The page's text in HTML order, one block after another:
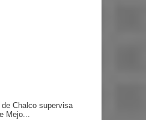
de Chalco supervisa
Mejo...